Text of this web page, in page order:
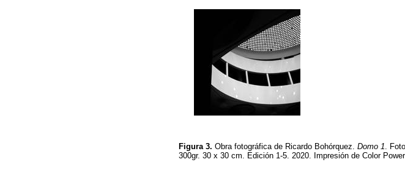
Figura 3. Obra fotográfica de Ricardo Bohórquez. Domo 1.
300gr. 30 x 30 cm. Edición 1-5. 2020. Impresión de Color